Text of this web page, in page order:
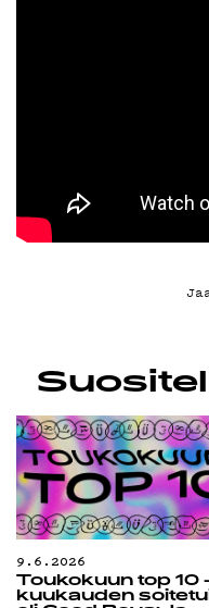
9.6.2026
Toukokuun top 10
kuukauden